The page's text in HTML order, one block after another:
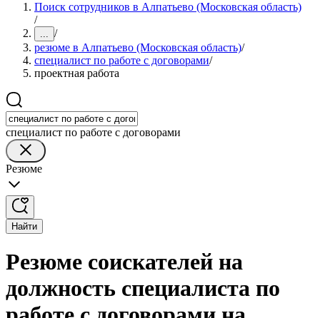
Поиск сотрудников в Алпатьево (Московская область)
/
... /
резюме в Алпатьево (Московская область)/
специалист по работе с договорами/
проектная работа
специалист по работе с договорами
Резюме
Найти
Резюме соискателей на
должность специалиста по